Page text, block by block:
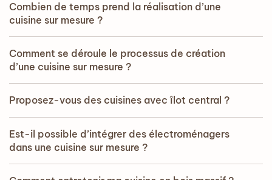
Combien de temps prend la réalisation d’une
cuisine sur mesure ?
Comment se déroule le processus de création
d’une cuisine sur mesure ?
Proposez-vous des cuisines avec îlot central ?
Est-il possible d’intégrer des électroménagers
dans une cuisine sur mesure ?